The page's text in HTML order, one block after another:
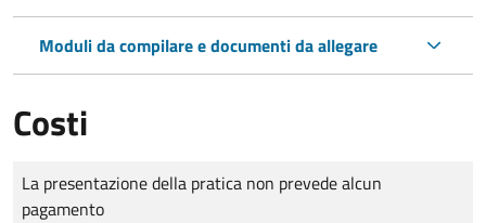
Moduli da compilare e documenti da allegare
Costi
Tipo di pagamento
Importo
La presentazione della pratica non prevede alcun
pagamento